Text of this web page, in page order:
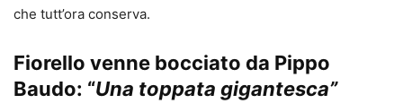
che tutt’ora conserva.
Fiorello venne bocciato da Pippo
Baudo: “Una toppata gigantesca”